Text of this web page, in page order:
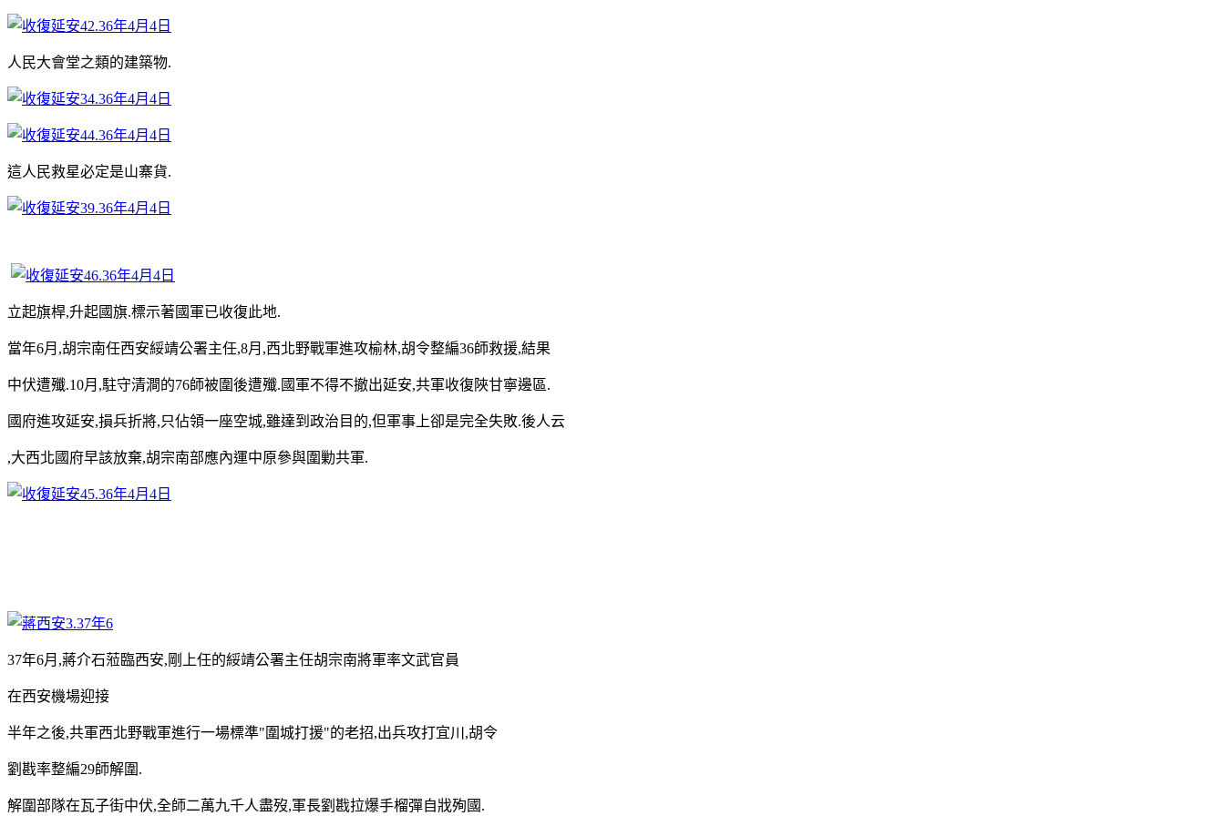
人民大會堂之類的建築物.
這人民救星必定是山寨貨.
立起旗桿,升起國旗.標示著國軍已收復此地.
當年6月,胡宗南任西安綏靖公署主任,8月,西北野戰軍進攻榆林,胡令整編36師救援,結果
中伏遭殲.10月,駐守清澗的76師被圍後遭殲.國軍不得不撤出延安,共軍收復陜甘寧邊區.
國府進攻延安,損兵折將,只佔領一座空城,雖達到政治目的,但軍事上卻是完全失敗.後人云
,大西北國府早該放棄,胡宗南部應內運中原參與圍勦共軍.
37年6月,蔣介石蒞臨西安,剛上任的綏靖公署主任胡宗南將軍率文武官員
在西安機場迎接
半年之後,共軍西北野戰軍進行一場標準"圍城打援"的老招,出兵攻打宜川,胡令
劉戡率整編29師解圍.
解圍部隊在瓦子街中伏,全師二萬九千人盡歿,軍長劉戡拉爆手榴彈自戕殉國.